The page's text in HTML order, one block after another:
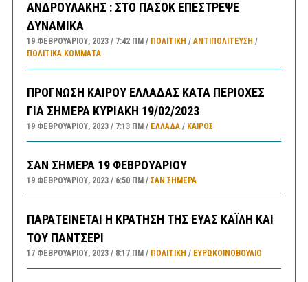
ΑΝΔΡΟΥΛΑΚΗΣ : ΣΤΟ ΠΑΣΟΚ ΕΠΕΣΤΡΕΨΕ
ΔΥΝΑΜΙΚΑ
19 ΦΕΒΡΟΥΑΡΊΟΥ, 2023 7:42 ΠΜ ΠΟΛΙΤΙΚΗ / ΑΝΤΙΠΟΛΊΤΕΥΣΗ /
ΠΟΛΙΤΙΚΆ ΚΌΜΜΑΤΑ
ΠΡΟΓΝΩΣΗ ΚΑΙΡΟΥ ΕΛΛΑΔΑΣ ΚΑΤΑ ΠΕΡΙΟΧΕΣ
ΓΙΑ ΣΗΜΕΡΑ ΚΥΡΙΑΚΗ 19/02/2023
19 ΦΕΒΡΟΥΑΡΊΟΥ, 2023 7:13 ΠΜ ΕΛΛΑΔA/ ΚΑΙΡΌΣ
ΣΑΝ ΣΗΜΕΡΑ 19 ΦΕΒΡΟΥΑΡΙΟΥ
19 ΦΕΒΡΟΥΑΡΊΟΥ, 2023 6:50 ΠΜ ΣΑΝ ΣΉΜΕΡΑ
ΠΑΡΑΤΕΙΝΕΤΑΙ Η ΚΡΑΤΗΣΗ ΤΗΣ ΕΥΑΣ ΚΑΪΛΗ ΚΑΙ
ΤΟΥ ΠΑΝΤΣΕΡΙ
17 ΦΕΒΡΟΥΑΡΊΟΥ, 2023 8:17 ΠΜ ΠΟΛΙΤΙΚΗ / ΕΥΡΩΚΟΙΝΟΒΟΥΛΙΟ